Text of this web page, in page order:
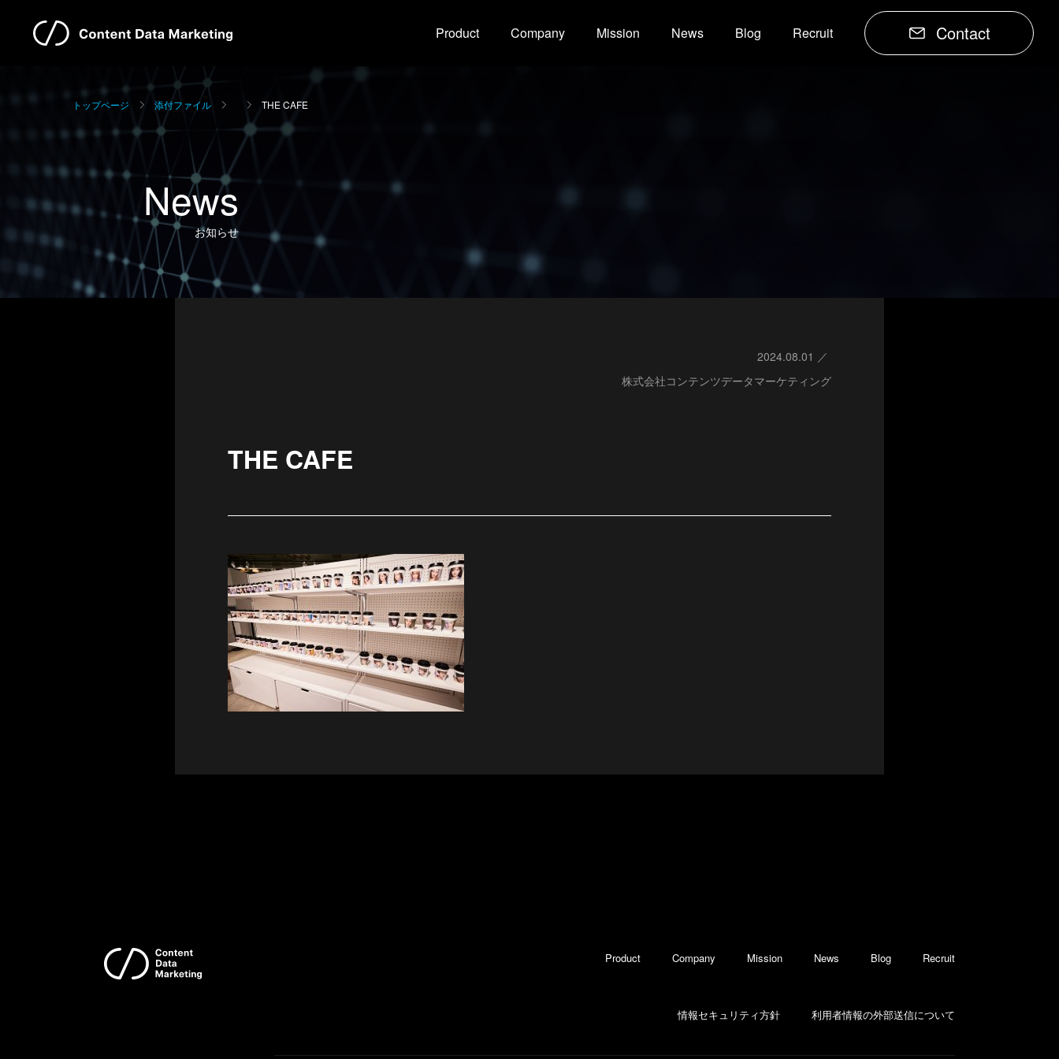
Product Company Mission News Blog Recruit Contact
トップページ 添付ファイル THE CAFE
News
お知らせ
2024.08.01
株式会社コンテンツデータマーケティング
THE CAFE
Product Company Mission News Blog Recruit
情報セキュリティ方針 利用者情報の外部送信について